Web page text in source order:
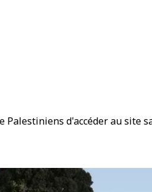
d'accéder au site